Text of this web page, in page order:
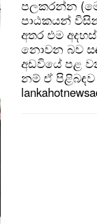
පලකරන්න
පාඨකයන්
අතර එම
නොවන බව
අඩවියේ පළ
නම් ඒ පිළිබඳව